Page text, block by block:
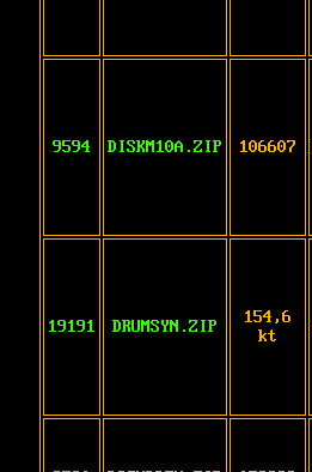
9594 DISKM10A.ZIP 106607
19191 DRUMSYN.ZIP
154,6
kt